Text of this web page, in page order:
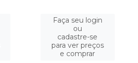
Faça seu login
ou
cadastre-se
para ver preços
e comprar